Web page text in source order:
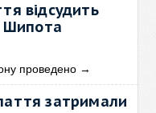
відсудить
Шипота
проведено →
затримали